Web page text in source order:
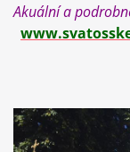
Akuální a